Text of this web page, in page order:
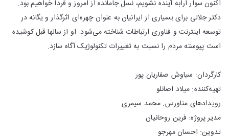
اکنون سوار ارابه آینده نشویم، نسل جامانده از امروز ‌و فردا خواهیم بود.
دکتر جلالی برای بسیاری از ایرانیان به عنوان چهره‌ای اثرگذار و یگانه در
توسعه اینترنت و فناوری ارتباطات شناخته می‌شود. او از سالها قبل کوشیده
است پیوسته مردم را نسبت به تغییرات تکنولوژیک آگاه سازد.
کارگردان: سیاوش صفاریان پور
تهیه‌کننده: میلاد اصانلو
رویدادهای متاورس: محمد سیمری
مدیر پروژه: فرین روحانیان
تدوین: احسان مهرجو